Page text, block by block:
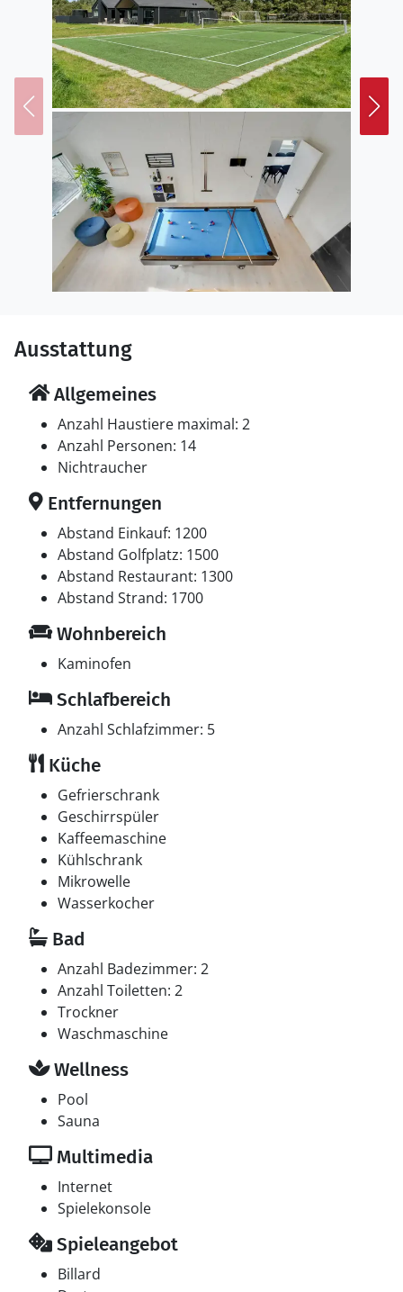
Ausstattung
Allgemeines
Anzahl Haustiere maximal: 2
Anzahl Personen: 14
Nichtraucher
Entfernungen
Abstand Einkauf: 1200
Abstand Golfplatz: 1500
Abstand Restaurant: 1300
Abstand Strand: 1700
Wohnbereich
Kaminofen
Schlafbereich
Anzahl Schlafzimmer: 5
Küche
Gefrierschrank
Geschirrspüler
Kaffeemaschine
Kühlschrank
Mikrowelle
Wasserkocher
Bad
Anzahl Badezimmer: 2
Anzahl Toiletten: 2
Trockner
Waschmaschine
Wellness
Pool
Sauna
Multimedia
Internet
Spielekonsole
Spieleangebot
Billard